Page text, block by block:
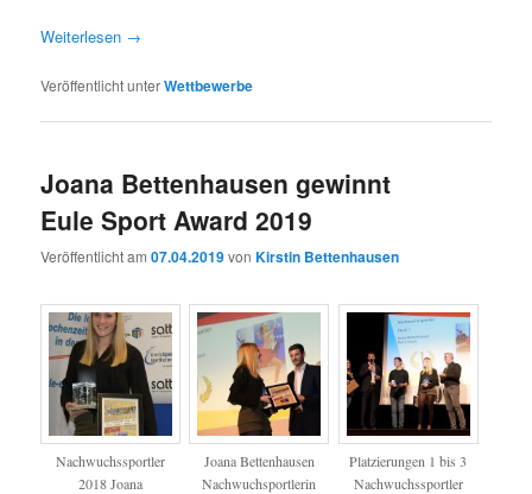
Weiterlesen →
Veröffentlicht unterWettbewerbe
Joana Bettenhausen gewinnt
Eule Sport Award 2019
Veröffentlicht am07.04.2019vonKirstin Bettenhausen
Nachwuchssportler
2018 Joana
Joana Bettenhausen
Nachwuchsportlerin
Platzierungen 1 bis 3
Nachwuchssportler